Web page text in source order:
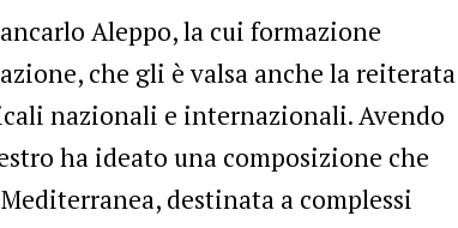
Aleppo, la cui formazione
che gli è valsa anche la reiterata
nazionali e internazionali. Avendo
ha ideato una composizione che
destinata a complessi